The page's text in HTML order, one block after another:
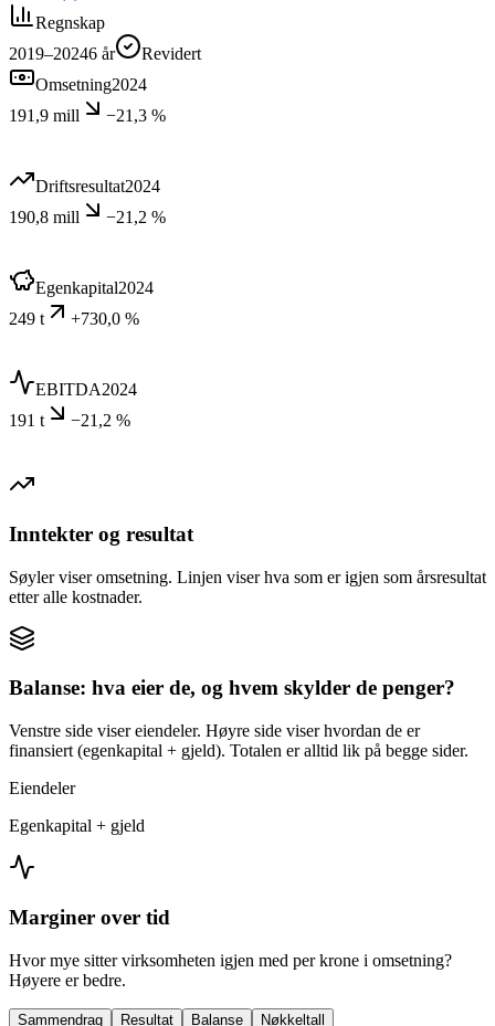
Regnskap
2019–20246 år
Revidert
Omsetning2024
191,9 mill
−21,3 %
Driftsresultat2024
190,8 mill
−21,2 %
Egenkapital2024
249 t
+730,0 %
EBITDA2024
191 t
−21,2 %
Inntekter og resultat
Søyler viser omsetning. Linjen viser hva som er igjen som årsresultat
etter alle kostnader.
Balanse: hva eier de, og hvem skylder de penger?
Venstre side viser eiendeler. Høyre side viser hvordan de er
finansiert (egenkapital + gjeld). Totalen er alltid lik på begge sider.
Eiendeler
Egenkapital + gjeld
Marginer over tid
Hvor mye sitter virksomheten igjen med per krone i omsetning?
Høyere er bedre.
Sammendrag Resultat Balanse
Nøkkeltall